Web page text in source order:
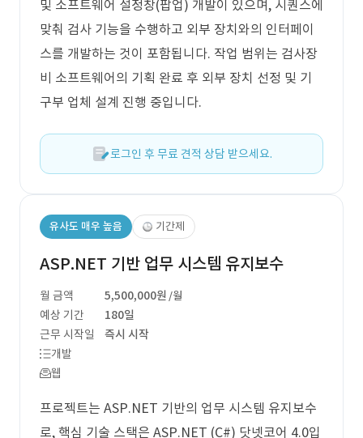
및 소프트웨어 설정창(팝업) 개발이 있으며, 시퀀스에
맞춰 검사 기능을 수행하고 외부 장치와의 인터페이
스를 개발하는 것이 포함됩니다. 작업 범위는 검사장
비 소프트웨어의 기획 완료 후 외부 장치 선정 및 기
구부 업체 설계 진행 중입니다.
로그인 후 무료 견적 상담 받으세요.
유사도 매우 높음 기간제
ASP.NET 기반 업무 시스템 유지보수
월 금액 5,500,000원 /월
예상 기간
180일
근무 시작일
즉시 시작
개발
웹
프로젝트는 ASP.NET 기반의 업무 시스템 유지보수
로, 핵심 기술 스택은 ASP.NET (C#) 닷넷코어 4.0입